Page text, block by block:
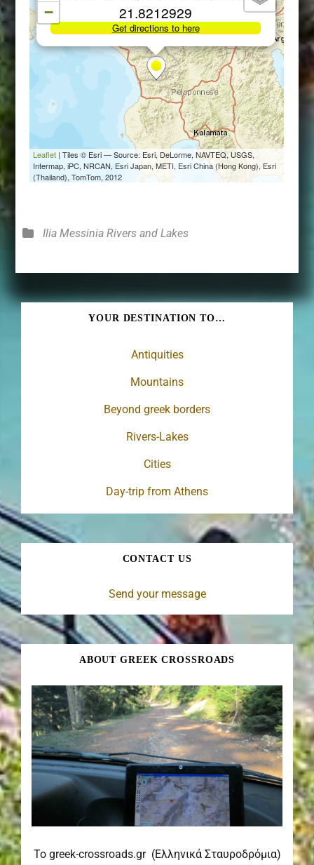
Categories
Ilia Messinia Rivers and Lakes
YOUR DESTINATION TO…
Antiquities
Mountains
Beyond greek borders
Rivers-Lakes
Cities
Day-trip from Athens
CONTACT US
Send your message
ABOUT GREEK CROSSROADS
Το greek-crossroads.gr (Ελληνικά Σταυροδρόμια)